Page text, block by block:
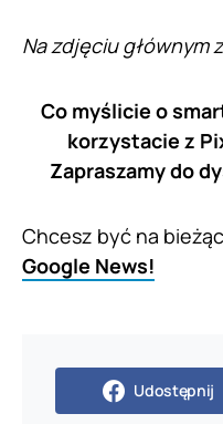
Na zdjęciu głównym
Co myślicie o
korzystacie z
Zapraszamy do
Chcesz być na
Google News!
Udostępnij